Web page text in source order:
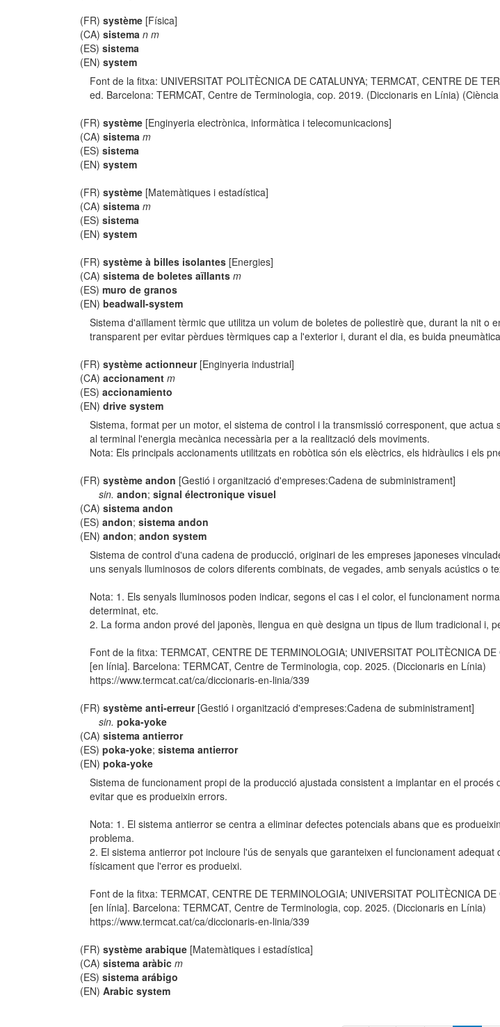
(FR)système [Física]
(CA)sistema n m
(ES)sistema
(EN)system
Font de la fitxa: UNIVERSITAT POLITÈCNICA DE CATALUNYA; TERMCAT, CENTRE DE
ed. Barcelona: TERMCAT, Centre de Terminologia, cop. 2019. (Diccionaris en Línia)
(FR)système [Enginyeria electrònica, informàtica i telecomunicacions]
(CA)sistema m
(ES)sistema
(EN)system
(FR)système [Matemàtiques i estadística]
(CA)sistema m
(ES)sistema
(EN)system
(FR)système à billes isolantes [Energies]
(CA)sistema de boletes aïllants m
(ES)muro de granos
(EN)beadwall-system
Sistema d'aïllament tèrmic que utilitza un volum de boletes de poliestirè que, durant la nit o
transparent per evitar pèrdues tèrmiques cap a l'exterior i, durant el dia, es buida
(FR)système actionneur[Enginyeria industrial]
(CA)accionament m
(ES)accionamiento
(EN)drive system
Sistema, format per un motor, el sistema de control i la transmissió corresponent, que
al terminal l'energia mecànica necessària per a la realització dels moviments.
Nota: Els principals accionaments utilitzats en robòtica són els elèctrics, els hidràulics i els
(FR)système andon [Gestió i organització d'empreses:Cadena de subministrament]
sin. andon; signal électronique visuel
(CA)sistema andon
(ES)andon;sistema andon
(EN)andon;andon system
Sistema de control d'una cadena de producció, originari de les empreses japoneses
uns senyals lluminosos de colors diferents combinats, de vegades, amb senyals acústics o
Nota: 1. Els senyals lluminosos poden indicar, segons el cas i el color, el funcionament
determinat, etc.
2. La forma andon prové del japonès, llengua en què designa un tipus de llum tradicional i,
Font de la fitxa: TERMCAT, CENTRE DE TERMINOLOGIA; UNIVERSITAT POLITÈCNICA
[en línia]. Barcelona: TERMCAT, Centre de Terminologia, cop. 2025. (Diccionaris en Línia)
https://www.termcat.cat/ca/diccionaris-en-linia/339
(FR)système anti-erreur[Gestió i organització d'empreses:Cadena de subministrament]
sin. poka-yoke
(CA)sistema antierror
(ES)poka-yoke;sistema antierror
(EN)poka-yoke
Sistema de funcionament propi de la producció ajustada consistent a implantar en el
evitar que es produeixin errors.
Nota: 1. El sistema antierror se centra a eliminar defectes potencials abans que es
problema.
2. El sistema antierror pot incloure l'ús de senyals que garanteixen el funcionament
físicament que l'error es produeixi.
Font de la fitxa: TERMCAT, CENTRE DE TERMINOLOGIA; UNIVERSITAT POLITÈCNICA
[en línia]. Barcelona: TERMCAT, Centre de Terminologia, cop. 2025. (Diccionaris en Línia)
https://www.termcat.cat/ca/diccionaris-en-linia/339
(FR)système arabique [Matemàtiques i estadística]
(CA)sistema aràbic m
(ES)sistema arábigo
(EN)Arabic system